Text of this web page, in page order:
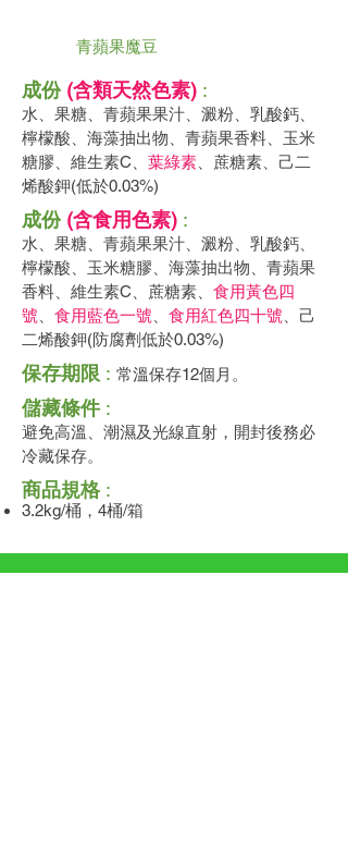
青蘋果魔豆
成份 (含類天然色素) :
水、果糖、青蘋果果汁、澱粉、乳酸鈣、
檸檬酸、海藻抽出物、青蘋果香料、玉米
糖膠、維生素C、 葉綠素 、蔗糖素、己二
烯酸鉀(低於0.03%)
成份 (含食用色素) :
水、果糖、青蘋果果汁、澱粉、乳酸鈣、
檸檬酸、玉米糖膠、海藻抽出物、青蘋果
香料、維生素C、蔗糖素、 食用黃色四
號
食用藍色一號 食用紅色四十號 、己
二烯酸鉀(防腐劑低於0.03%)
保存期限 : 常溫保存12個月。
儲藏條件:
避免高溫、潮濕及光線直射，開封後務必
冷藏保存。
商品規格:
3.2kg/桶，4桶/箱